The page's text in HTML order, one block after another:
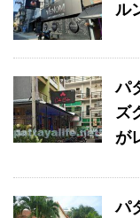
ル
パ
ズ
が
パ